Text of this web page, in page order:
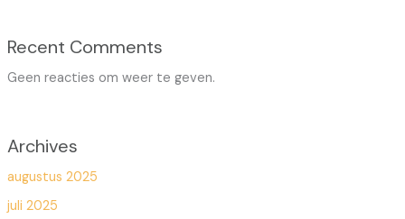
Recent Comments
Geen reacties om weer te geven.
Archives
augustus 2025
juli 2025